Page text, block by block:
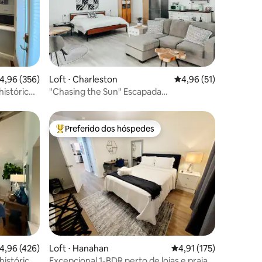
de uma avaliação média de 5, 356 avaliações
4,96 (356)
Loft ⋅ Charleston 4,96 de uma
4,96 (51)
"Chasing the Sun" Escapada
hóspedes
de uma avaliação média de 5, 426 avaliações
4,96 (426)
Entre os melhores preferidos dos hóspedes
Preferido dos hóspedes
Loft ⋅ Hanahan 4,91 de uma avaliação
4,91 (175)